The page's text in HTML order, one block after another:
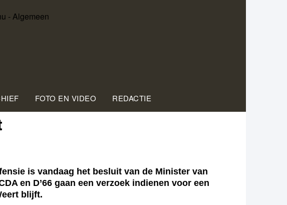
FOTO EN VIDEO REDACTIE
is vandaag het besluit van de Minister van
en D’66 gaan een verzoek indienen voor een
blijft.